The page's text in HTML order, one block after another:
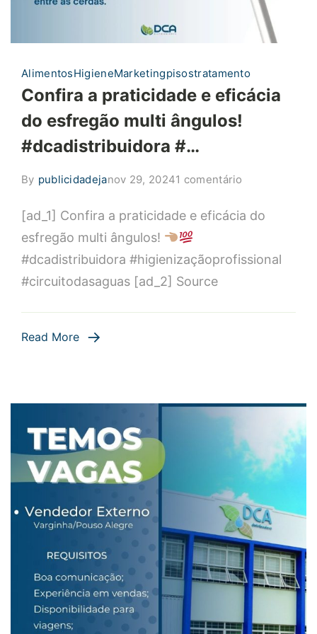
AlimentosHigieneMarketingpisostratamento
Confira a praticidade e eficácia
do esfregão multi ângulos!
#dcadistribuidora #…
By publicidadejanov 29, 20241 comentário
a
[ad_1] Confira a praticidade e eficácia do
esfregão multi ângulos!
#dcadistribuidora #higienizaçãoprofissional
#circuitodasaguas [ad_2] Source
Read More